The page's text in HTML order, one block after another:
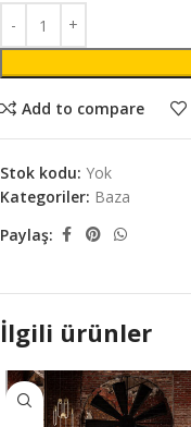
Add to compare
Stok kodu: Yok
Kategoriler: Baza
Paylaş:
İlgili ürünler